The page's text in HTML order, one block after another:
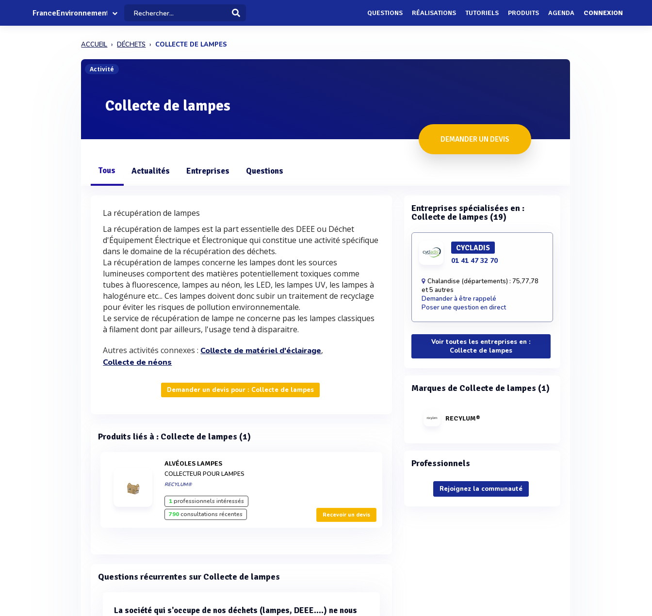
FranceEnvironnement QUESTIONS RÉALISATIONS TUTORIELS PRODUITS AGENDA CONNEXION
ACCUEIL DÉCHETS COLLECTE DE LAMPES
Activité
Collecte de lampes
DEMANDER UN DEVIS
Tous Actualités Entreprises Questions
La récupération de lampes
La récupération de lampes est la part essentielle des DEEE ou Déchet
d'Équipement Électrique et Électronique qui constitue une activité spécifique
dans le domaine de la récupération des déchets.
La récupération de lampes concerne les lampes dont les sources
lumineuses comportent des matières potentiellement toxiques comme
tubes à fluorescence, lampes au néon, les LED, les lampes UV, les lampes à
halogénure etc... Ces lampes doivent donc subir un traitement de recyclage
pour éviter les risques de pollution environnementale.
Le service de récupération de lampe ne concerne pas les lampes classiques
à filament dont par ailleurs, l'usage tend à disparaitre.
Autres activités connexes : Collecte de matériel d'éclairage,
Collecte de néons
Demander un devis pour : Collecte de lampes
Produits liés à : Collecte de lampes (1)
ALVÉOLES LAMPES
COLLECTEUR POUR LAMPES
RECYLUM®
1professionnels intéressés
790consultations récentes Recevoir un devis
Questions récurrentes sur Collecte de lampes
La société qui s'occupe de nos déchets (lampes, DEEE....) ne nous
Entreprises spécialisées en :
Collecte de lampes (19)
CYCLADIS
01 41 47 32 70
Chalandise (départements) : 75,77,78
et 5 autres
Demander à être rappelé
Poser une question en direct
Voir toutes les entreprises en :
Collecte de lampes
Marques de Collecte de lampes (1)
RECYLUM®
Professionnels
Rejoignez la communauté